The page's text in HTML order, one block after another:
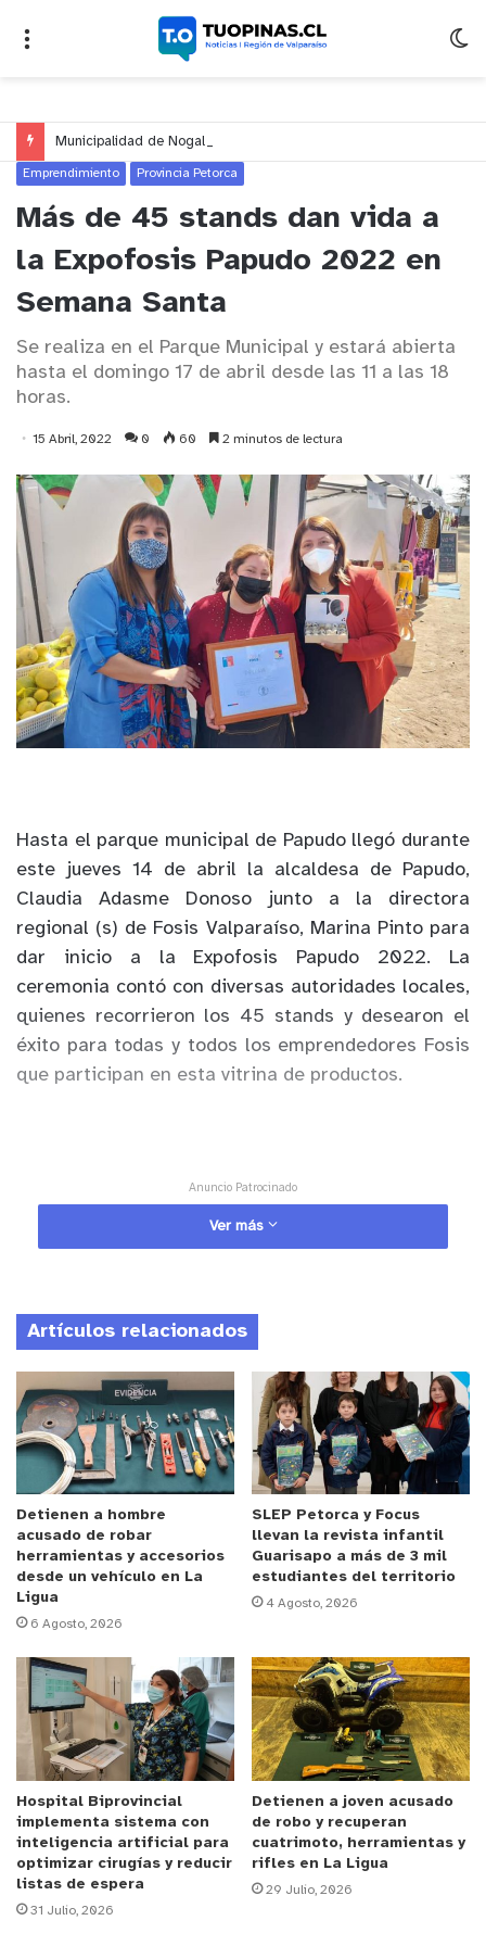
Emprendimiento Provincia Petorca
Más de 45 stands dan vida a
la Expofosis Papudo 2022 en
Semana Santa
Se realiza en el Parque Municipal y estará abierta
hasta el domingo 17 de abril desde las 11 a las 18
horas.
15 Abril, 2022 0 60 2 minutos de lectura
Hasta el parque municipal de Papudo llegó durante
este jueves 14 de abril la alcaldesa de Papudo,
Claudia Adasme Donoso junto a la directora
regional (s) de Fosis Valparaíso, Marina Pinto para
dar inicio a la Expofosis Papudo 2022. La
ceremonia contó con diversas autoridades locales,
quienes recorrieron los 45 stands y desearon el
éxito para todas y todos los emprendedores Fosis
que participan en esta vitrina de productos.
Anuncio Patrocinado
La iniciativa estará abierta al público hasta el
domingo 17 de abril en el parque municipal de
contará con la muestra de una gran gama de
productos, lo que permite generar un espacio de
comercialización para los emprendedores.
Al respecto, la alcaldesa de Papudo, Claudia
Adasme señaló que “Estamos muy contentos y
agradecidos de Fosis que haya hecho esta
exposición acá, la verdad es que esta es una
tremenda oportunidad para 45 emprendedores de
nuestra provincia y esto también es parte del
trabajo mancomunado que estamos realizando con
los alcaldes, lo que nos permite ser una vitrina hoy
día para estos emprendedores y que puedan
exhibir sus productos, así que estamos felices de
tenerlos acá, les deseamos todo el éxito, sabemos
que va a ser un fin de semana bastante
provechoso para ellos por la cantidad de gente
que va a estar acá en nuestra comuna. Así es que,
desearles todo el éxito y que les vaya muy bien en
cada uno de sus emprendimientos”.
Ver más
Artículos relacionados
Detienen a hombre
acusado de robar
herramientas y accesorios
desde un vehículo en La
Ligua
6 Agosto, 2026
SLEP Petorca y Focus
llevan la revista infantil
Guarisapo a más de 3 mil
estudiantes del territorio
4 Agosto, 2026
Hospital Biprovincial
implementa sistema con
inteligencia artificial para
optimizar cirugías y reducir
listas de espera
31 Julio, 2026
Detienen a joven acusado
de robo y recuperan
cuatrimoto, herramientas y
rifles en La Ligua
29 Julio, 2026